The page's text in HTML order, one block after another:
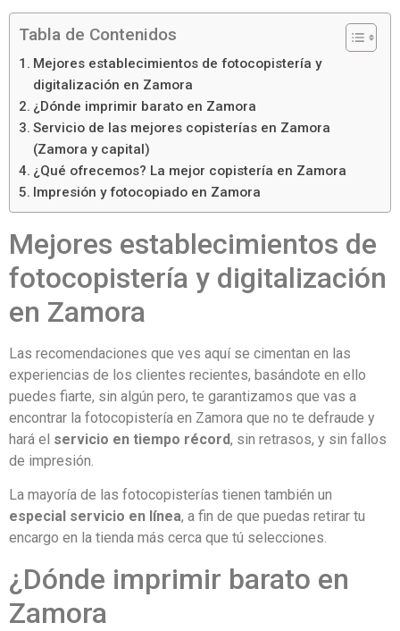
Tabla de Contenidos
Mejores establecimientos de fotocopistería y
digitalización en Zamora
¿Dónde imprimir barato en Zamora
Servicio de las mejores copisterías en Zamora
(Zamora y capital)
¿Qué ofrecemos? La mejor copistería en Zamora
Impresión y fotocopiado en Zamora
Mejores establecimientos de
fotocopistería y digitalización
en Zamora
Las recomendaciones que ves aquí se cimentan en las
experiencias de los clientes recientes, basándote en ello
puedes fiarte, sin algún pero, te garantizamos que vas a
encontrar la fotocopistería en Zamora que no te defraude y
hará el servicio en tiempo récord, sin retrasos, y sin fallos
de impresión.
La mayoría de las fotocopisterías tienen también un
especial servicio en línea, a fin de que puedas retirar tu
encargo en la tienda más cerca que tú selecciones.
¿Dónde imprimir barato en
Zamora